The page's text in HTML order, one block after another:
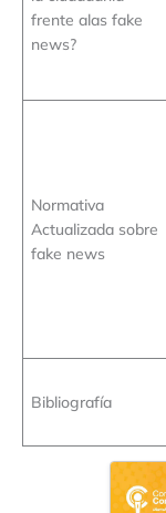
frente alas fake
news?
Normativa
Actualizada sobre
fake news
Bibliografía